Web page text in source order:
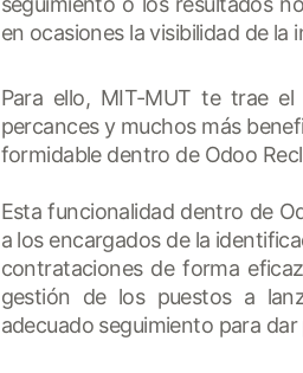
en ocasiones la visibilidad de
Para ello, MIT-MUT te trae
percances y muchos más
formidable dentro de Odoo
Esta funcionalidad dentro de
a los encargados de la
contrataciones de forma
gestión de los puestos a
adecuado seguimiento para